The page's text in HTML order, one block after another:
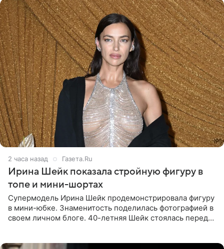
2 часа назад Газета.Ru
Ирина Шейк показала стройную фигуру в
топе и мини-шортах
Супермодель Ирина Шейк продемонстрировала фигуру
в мини-юбке. Знаменитость поделилась фотографией в
своем личном блоге. 40-летняя Шейк стоялась перед